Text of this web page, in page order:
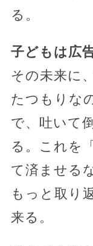
る。
子どもは広
その未来に
たつもりな
で、吐いて
る。これを
て済ませる
もっと取り
来る。